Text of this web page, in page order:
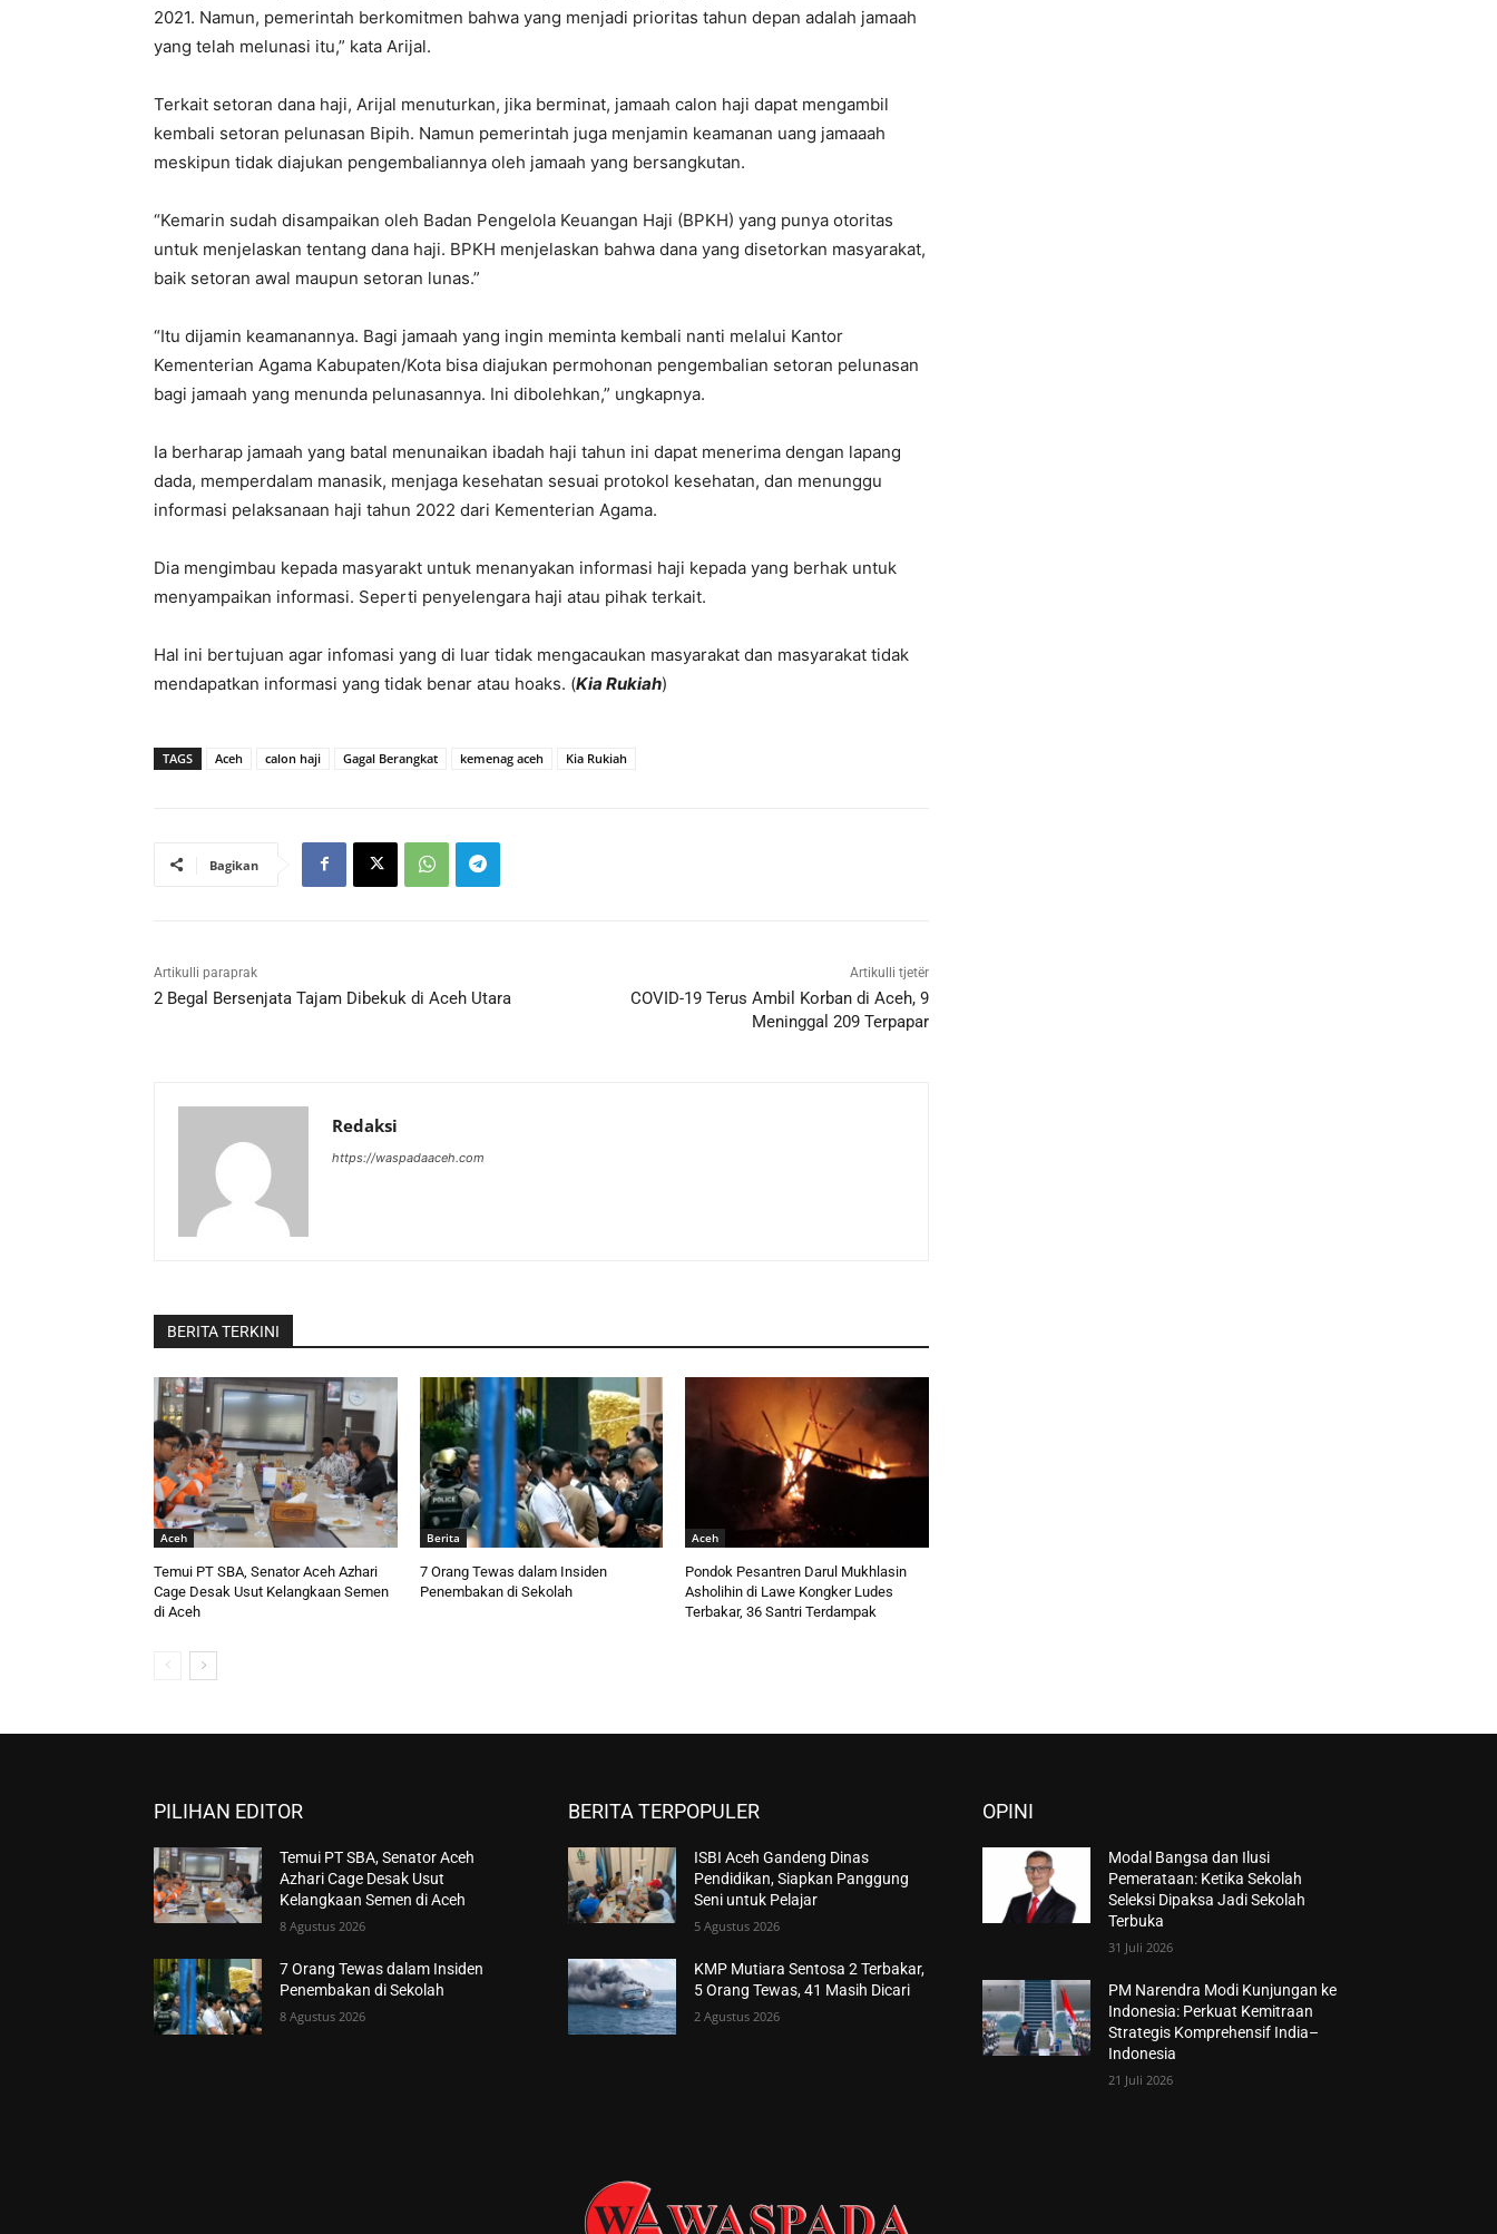
2021. Namun, pemerintah berkomitmen bahwa yang menjadi prioritas tahun depan adalah jamaah
yang telah melunasi itu,” kata Arijal.
Terkait setoran dana haji, Arijal menuturkan, jika berminat, jamaah calon haji dapat mengambil
kembali setoran pelunasan Bipih. Namun pemerintah juga menjamin keamanan uang jamaaah
meskipun tidak diajukan pengembaliannya oleh jamaah yang bersangkutan.
“Kemarin sudah disampaikan oleh Badan Pengelola Keuangan Haji (BPKH) yang punya otoritas
untuk menjelaskan tentang dana haji. BPKH menjelaskan bahwa dana yang disetorkan masyarakat,
baik setoran awal maupun setoran lunas.”
“Itu dijamin keamanannya. Bagi jamaah yang ingin meminta kembali nanti melalui Kantor
Kementerian Agama Kabupaten/Kota bisa diajukan permohonan pengembalian setoran pelunasan
bagi jamaah yang menunda pelunasannya. Ini dibolehkan,” ungkapnya.
Ia berharap jamaah yang batal menunaikan ibadah haji tahun ini dapat menerima dengan lapang
dada, memperdalam manasik, menjaga kesehatan sesuai protokol kesehatan, dan menunggu
informasi pelaksanaan haji tahun 2022 dari Kementerian Agama.
Dia mengimbau kepada masyarakt untuk menanyakan informasi haji kepada yang berhak untuk
menyampaikan informasi. Seperti penyelengara haji atau pihak terkait.
Hal ini bertujuan agar infomasi yang di luar tidak mengacaukan masyarakat dan masyarakat tidak
mendapatkan informasi yang tidak benar atau hoaks. (Kia Rukiah)
TAGS Aceh calon haji Gagal Berangkat kemenag aceh Kia Rukiah
Bagikan
Artikulli paraprak
2 Begal Bersenjata Tajam Dibekuk di Aceh Utara
Artikulli tjetër
COVID-19 Terus Ambil Korban di Aceh, 9
Meninggal 209 Terpapar
Redaksi
https://waspadaaceh.com
BERITA TERKINI
Aceh
Temui PT SBA, Senator Aceh Azhari
Cage Desak Usut Kelangkaan Semen
di Aceh
Berita
7 Orang Tewas dalam Insiden
Penembakan di Sekolah
Aceh
Pondok Pesantren Darul Mukhlasin
Asholihin di Lawe Kongker Ludes
Terbakar, 36 Santri Terdampak
PILIHAN EDITOR
Temui PT SBA, Senator Aceh
Azhari Cage Desak Usut
Kelangkaan Semen di Aceh
8 Agustus 2026
7 Orang Tewas dalam Insiden
Penembakan di Sekolah
8 Agustus 2026
BERITA TERPOPULER
ISBI Aceh Gandeng Dinas
Pendidikan, Siapkan Panggung
Seni untuk Pelajar
5 Agustus 2026
KMP Mutiara Sentosa 2 Terbakar,
5 Orang Tewas, 41 Masih Dicari
2 Agustus 2026
OPINI
Modal Bangsa dan Ilusi
Pemerataan: Ketika Sekolah
Seleksi Dipaksa Jadi Sekolah
Terbuka
31 Juli 2026
PM Narendra Modi Kunjungan ke
Indonesia: Perkuat Kemitraan
Strategis Komprehensif India–
Indonesia
21 Juli 2026